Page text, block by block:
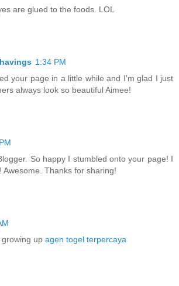
are glued to the foods. LOL
1:34 PM
your page in a little while and I'm glad I just
always look so beautiful Aimee!
So happy I stumbled onto your page! I
Awesome. Thanks for sharing!
up agen togel terpercaya